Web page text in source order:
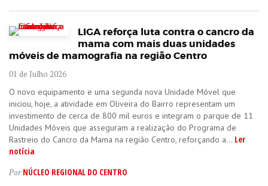
LIGA reforça luta contra o cancro da
mama com mais duas unidades
móveis de mamografia na região Centro
01 de Julho 2026
O novo equipamento e uma segunda nova Unidade Móvel que
iniciou, hoje, a atividade em Oliveira do Bairro representam um
investimento de cerca de 800 mil euros e integram o parque de 11
Unidades Móveis que asseguram a realização do Programa de
Rastreio do Cancro da Mama na região Centro, reforçando a... Ler
notícia
PorNÚCLEO REGIONAL DO CENTRO